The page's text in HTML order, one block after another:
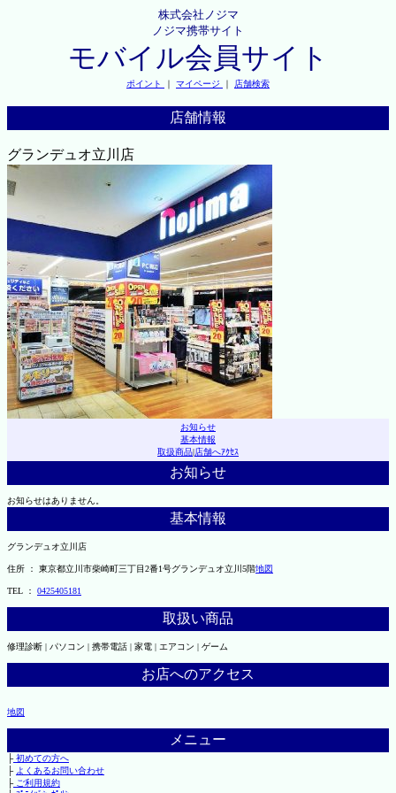
株式会社ノジマ
ノジマ携帯サイト
モバイル会員サイト
ポイント ｜ マイページ ｜ 店舗検索
店舗情報
グランデュオ立川店
お知らせ
基本情報
取扱商品|店舗へｱｸｾｽ
お知らせ
お知らせはありません。
基本情報
グランデュオ立川店
住所 ： 東京都立川市柴崎町三丁目2番1号グランデュオ立川5階地図
TEL ： 0425405181
取扱い商品
修理診断 | パソコン | 携帯電話 | 家電 | エアコン | ゲーム
お店へのアクセス
地図
メニュー
├初めての方へ
├ よくあるお問い合わせ
├ご利用規約